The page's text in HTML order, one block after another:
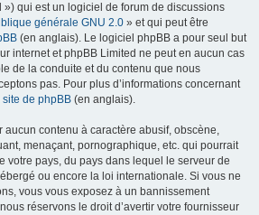
») qui est un logiciel de forum de discussions
générale GNU 2.0 » et qui peut être
(en anglais). Le logiciel phpBB a pour seul but
internet et phpBB Limited ne peut en aucun cas
de la conduite et du contenu que nous
pas. Pour plus d’informations concernant
site de phpBB (en anglais).
aucun contenu à caractère abusif, obscène,
menaçant, pornographique, etc. qui pourrait
votre pays, du pays dans lequel le serveur de
ou encore la loi internationale. Si vous ne
vous vous exposez à un bannissement
réservons le droit d’avertir votre fournisseur